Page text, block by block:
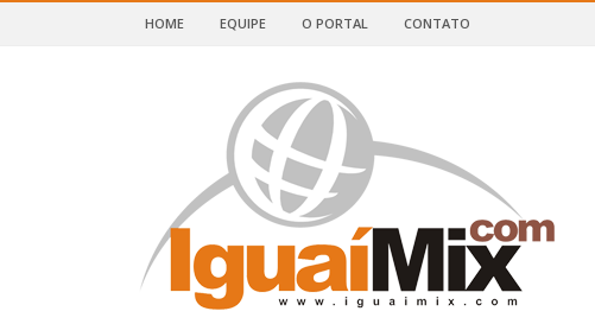
E SUDOESTE DA BAHIA
HOME EQUIPE O PORTAL CONTATO